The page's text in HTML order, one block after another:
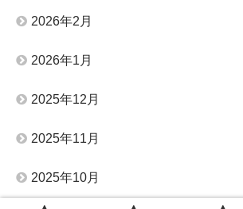
2026年2月
2026年1月
2025年12月
2025年11月
2025年10月